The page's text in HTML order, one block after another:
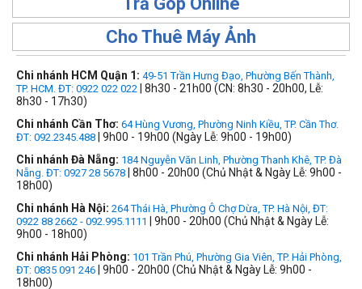
Cho Thuê Máy Ảnh
Chi nhánh HCM Quận 1: 49-51 Trần Hưng Đạo, Phường Bến Thành,
TP. HCM. ĐT: 0922 022 022 | 8h30 - 21h00 (CN: 8h30 - 20h00, Lễ:
8h30 - 17h30)
Chi nhánh Cần Thơ: 64 Hùng Vương, Phường Ninh Kiều, TP. Cần Thơ.
ĐT: 092.2345.488 | 9h00 - 19h00 (Ngày Lễ: 9h00 - 19h00)
Chi nhánh Đà Nẵng: 184 Nguyễn Văn Linh, Phường Thanh Khê, TP. Đà
Nẵng. ĐT: 0927 28 5678 | 8h00 - 20h00 (Chủ Nhật & Ngày Lễ: 9h00 -
18h00)
Chi nhánh Hà Nội: 264 Thái Hà, Phường Ô Chợ Dừa, TP. Hà Nội, ĐT:
0922 88 2662 - 092.995.1111
| 9h00 - 20h00 (Chủ Nhật & Ngày Lễ:
9h00 - 18h00)
Chi nhánh Hải Phòng: 101 Trần Phú, Phường Gia Viên, TP. Hải Phòng,
ĐT: 0835 091 246 | 9h00 - 20h00 (Chủ Nhật & Ngày Lễ: 9h00 -
18h00)